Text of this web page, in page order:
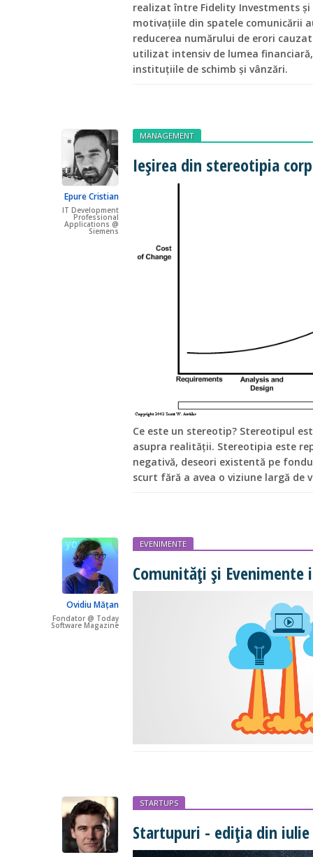
realizat între Fidelity Investments și
motivațiile din spatele comunicării
reducerea numărului de erori
utilizat intensiv de lumea
instituțiile de schimb și vânzări.
Epure Cristian
IT Development
Professional
Applications @
Siemens
MANAGEMENT
Ieșirea din stereotipia
Ce este un stereotip? Stereotipul
asupra realității. Stereotipia este
negativă, deseori existentă pe
scurt fără a avea o viziune largă de
Ovidiu Mățan
Fondator @ Today
Software Magazine
EVENIMENTE
Comunităţi și Evenimente
STARTUPS
Startupuri - ediția din iulie